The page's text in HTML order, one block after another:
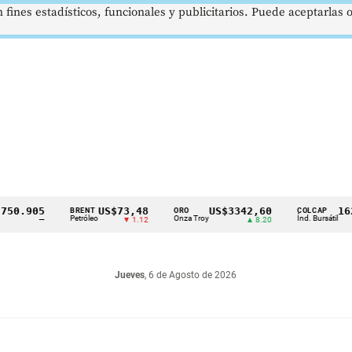
BRENT
Petróleo
US$73,48
▼ 1.12
ORO
Onza Troy
US$3342,60 COLCAP
Índ. Bursátil
Jueves, 6 de Agosto de 2026
estadísticos, funcionales y publicitarios. Puede aceptarlas